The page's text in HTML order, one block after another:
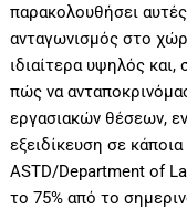
παρακολουθήσει
ανταγωνισμός στο
ιδιαίτερα υψηλός
πώς να
εργασιακών θέσεων,
εξειδίκευση σε
ASTD/Department of
το 75% από το